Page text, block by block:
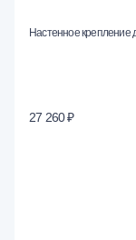
Настенное крепление
27 260 ₽